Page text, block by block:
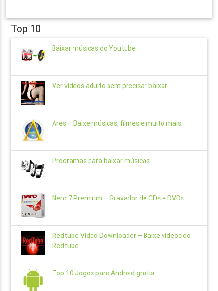
Top 10
Baixar músicas do Youtube
Ver vídeos adulto sem precisar baixar
Ares – Baixe músicas, filmes e muito mais..
Programas para baixar músicas
Nero 7 Premium – Gravador de CDs e DVDs
Redtube Vídeo Downloader – Baixe vídeos do
Redtube
Top 10 Jogos para Android grátis